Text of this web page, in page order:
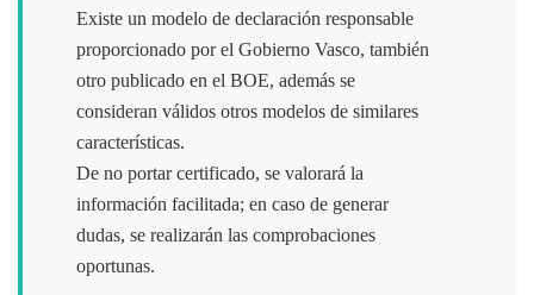
Existe un modelo de declaración responsable
proporcionado por el Gobierno Vasco, también
otro publicado en el BOE, además se
consideran válidos otros modelos de similares
características.
De no portar certificado, se valorará la
información facilitada; en caso de generar
dudas, se realizarán las comprobaciones
oportunas.